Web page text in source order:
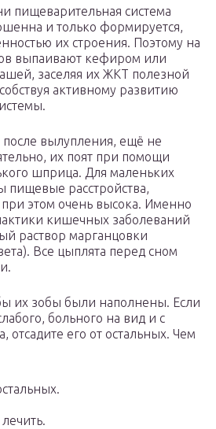
пищеварительная система
и только формируется,
их строения. Поэтому на
выпаивают кефиром или
заселяя их ЖКТ полезной
активному развитию
вылупления, ещё не
их поят при помощи
шприца. Для маленьких
пищевые расстройства,
при этом очень высока. Именно
кишечных заболеваний
раствор марганцовки
Все цыплята перед сном
их зобы были наполнены. Если
больного на вид и с
отсадите его от остальных. Чем